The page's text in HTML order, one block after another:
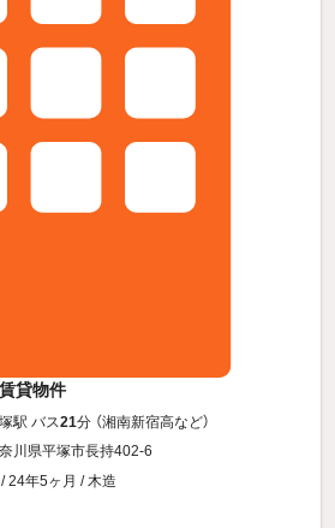
貸物件
駅 バス21分 （湘南新宿高など）
川県平塚市長持402-6
24年5ヶ月 / 木造